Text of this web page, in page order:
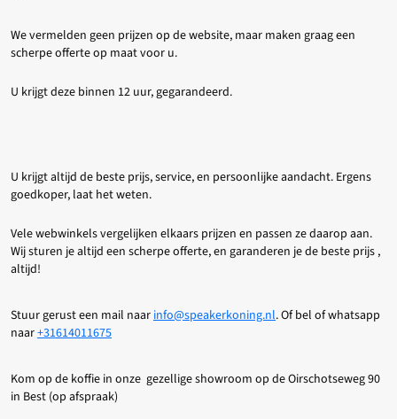
We vermelden geen prijzen op de website, maar maken graag een
scherpe offerte op maat voor u.
U krijgt deze binnen 12 uur, gegarandeerd.
U krijgt altijd de beste prijs, service, en persoonlijke aandacht. Ergens
goedkoper, laat het weten.
Vele webwinkels vergelijken elkaars prijzen en passen ze daarop aan.
Wij sturen je altijd een scherpe offerte, en garanderen je de beste prijs ,
altijd!
Stuur gerust een mail naar info@speakerkoning.nl. Of bel of whatsapp
naar+31614011675
Kom op de koffie in onze gezellige showroom op de Oirschotseweg 90
in Best (op afspraak)